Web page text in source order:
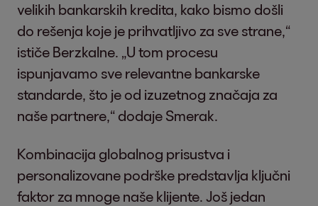
velikih bankarskih kredita, kako bismo došli
do rešenja koje je prihvatljivo za sve strane,“
ističe Berzkalne. „U tom procesu
ispunjavamo sve relevantne bankarske
standarde, što je od izuzetnog značaja za
naše partnere,“ dodaje Smerak.
Kombinacija globalnog prisustva i
personalizovane podrške predstavlja ključni
faktor za mnoge naše klijente. Još jedan